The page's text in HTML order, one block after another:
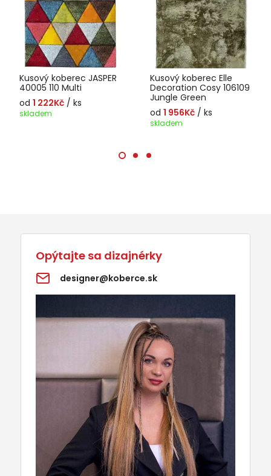
Kusový koberec JASPER
40005 110 Multi
od 1 222Kč / ks
skladem
Kusový koberec Elle
Decoration Cosy 106109
Jungle Green
od 1 956Kč / ks
skladem
Opýtajte sa dizajnérky
designer@koberce.sk